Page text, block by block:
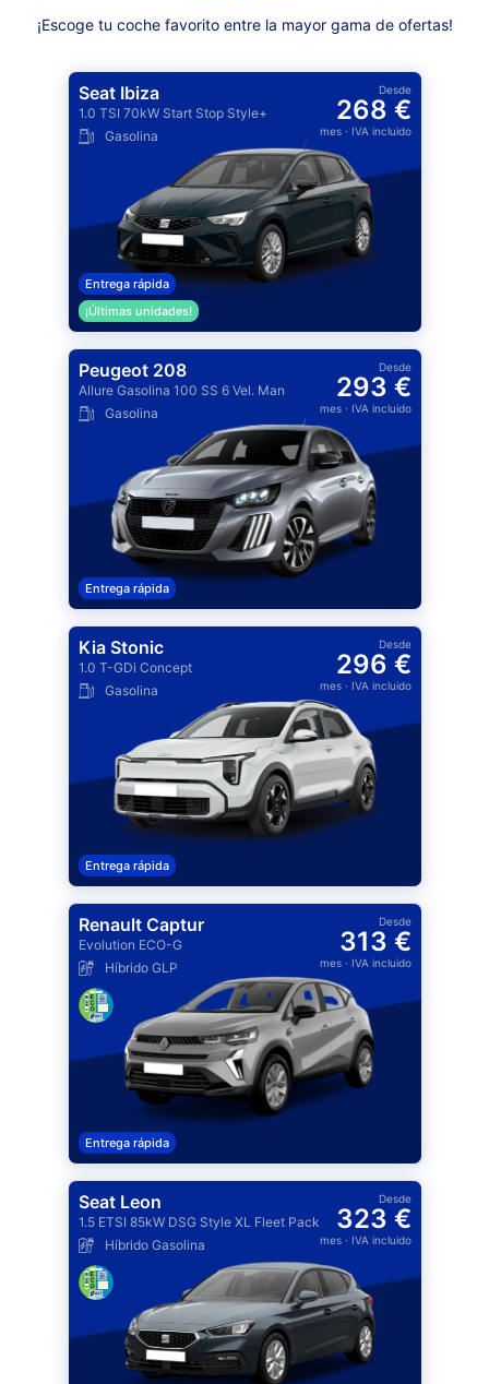
¡Escoge tu coche favorito entre la mayor gama de ofertas!
Seat Ibiza
1.0 TSI 70kW Start Stop Style+
Gasolina
Desde
268 €
mes· IVA incluido
Entrega rápida
¡Últimas unidades!
Peugeot 208
Allure Gasolina 100 SS 6 Vel. Man
Gasolina
Desde
293 €
mes· IVA incluido
Entrega rápida
Kia Stonic
1.0 T-GDi Concept
Gasolina
Desde
296 €
mes· IVA incluido
Entrega rápida
Renault Captur
Evolution ECO-G
Híbrido GLP
Desde
313 €
mes· IVA incluido
Entrega rápida
Seat Leon
1.5 ETSI 85kW DSG Style XL Fleet Pack
Híbrido Gasolina
Desde
323 €
mes· IVA incluido